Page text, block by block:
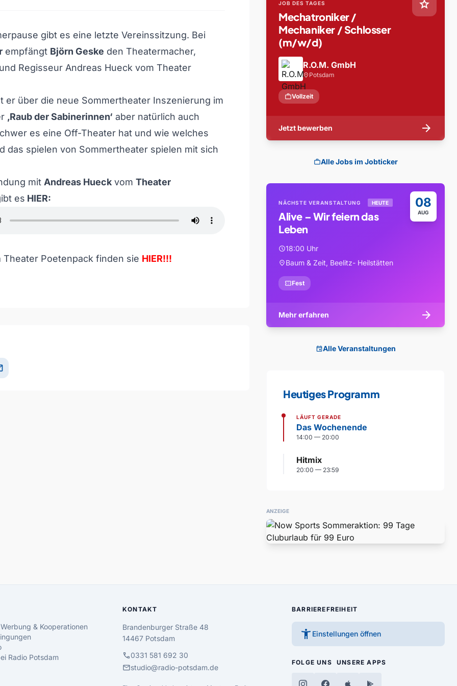
gibt es eine letzte Vereinssitzung. Bei
empfängt Björn Geske den Theatermacher,
Regisseur Andreas Hueck vom Theater
er über die neue Sommertheater Inszenierung im
‚Raub der Sabinerinnen‘ aber natürlich auch
es eine Off-Theater hat und wie welches
das spielen von Sommertheater spielen mit sich
mit Andreas Hueck vom Theater
es HIER:
Theater Poetenpack finden sie HIER!!!
star
JOB DES TAGES
Mechatroniker /
Mechaniker / Schlosser
(m/w/d)
R.O.M. GmbH
location_on Potsdam
workVollzeit
Jetzt bewerben arrow_forward
workAlle Jobs im Jobticker
08
AUG
NÄCHSTE VERANSTALTUNG HEUTE
Alive – Wir feiern das
Leben
schedule18:00 Uhr
location_onBaum & Zeit, Beelitz- Heilstätten
confirmation_numberFest
Mehr erfahren arrow_forward
eventAlle Veranstaltungen
Heutiges Programm
LÄUFT GERADE
Das Wochenende
14:00 — 20:00
Hitmix
20:00 — 23:59
ANZEIGE
& Kooperationen
Radio Potsdam
KONTAKT
Brandenburger Straße 48
14467 Potsdam
call0331 581 692 30
mailstudio@radio-potsdam.de
BARRIEREFREIHEIT
accessibility_new Einstellungen öffnen
FOLGE UNS UNSERE APPS